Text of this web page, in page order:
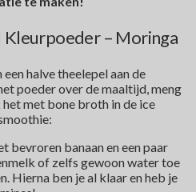
Kleurpoeder – Moringa
halve theelepel aan de
poeder over de maaltijd, meng
met bone broth in de ice
bevroren banaan en een paar
of zelfs gewoon water toe
Hierna ben je al klaar en heb je